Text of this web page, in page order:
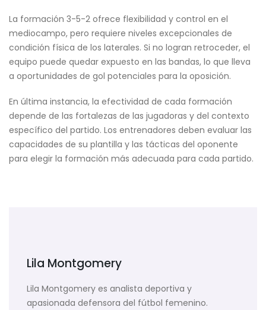
La formación 3-5-2 ofrece flexibilidad y control en el
mediocampo, pero requiere niveles excepcionales de
condición física de los laterales. Si no logran retroceder, el
equipo puede quedar expuesto en las bandas, lo que lleva
a oportunidades de gol potenciales para la oposición.
En última instancia, la efectividad de cada formación
depende de las fortalezas de las jugadoras y del contexto
específico del partido. Los entrenadores deben evaluar las
capacidades de su plantilla y las tácticas del oponente
para elegir la formación más adecuada para cada partido.
Lila Montgomery
Lila Montgomery es analista deportiva y
apasionada defensora del fútbol femenino.